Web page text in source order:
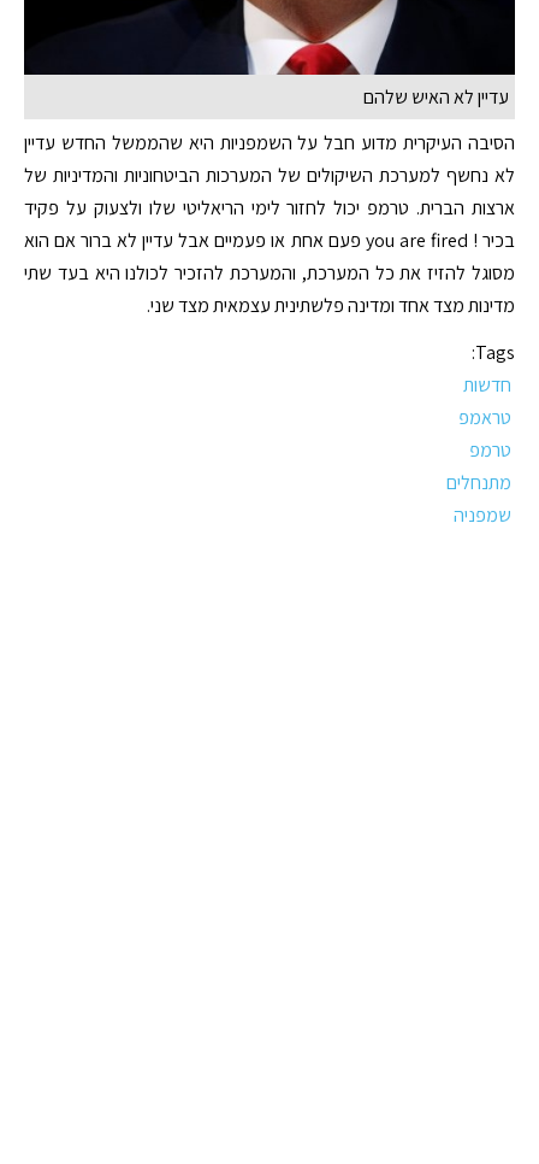
עדיין לא האיש שלהם
הסיבה העיקרית מדוע חבל על השמפניות היא שהממשל החדש עדיין
לא נחשף למערכת השיקולים של המערכות הביטחוניות והמדיניות של
ארצות הברית. טרמפ יכול לחזור לימי הריאליטי שלו ולצעוק על פקיד
בכיר ! you are fired פעם אחת או פעמיים אבל עדיין לא ברור אם הוא
מסוגל להזיז את כל המערכת, והמערכת להזכיר לכולנו היא בעד שתי
מדינות מצד אחד ומדינה פלשתינית עצמאית מצד שני.
Tags:
חדשות
טראמפ
טרמפ
מתנחלים
שמפניה